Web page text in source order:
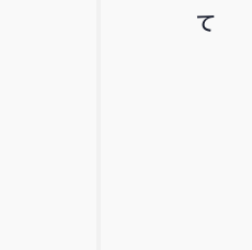
て